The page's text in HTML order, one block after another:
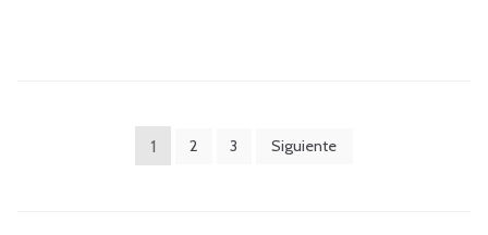
1 2 3 Siguiente